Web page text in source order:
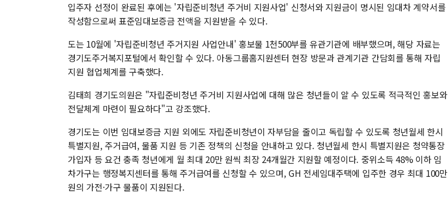
입주자 선정이 완료된 후에는 '자립준비청년 주거비 지원사업' 신청서와 지원금이 명시된 임대차 계약서를
작성함으로써 표준임대보증금 전액을 지원받을 수 있다.
도는 10월에 '자립준비청년 주거지원 사업안내' 홍보물 1천500부를 유관기관에 배부했으며, 해당 자료는
경기도주거복지포털에서 확인할 수 있다. 아동그룹홈지원센터 현장 방문과 관계기관 간담회를 통해 자립
지원 협업체계를 구축했다.
김태희 경기도의원은 "자립준비청년 주거비 지원사업에 대해 많은 청년들이 알 수 있도록 적극적인 홍보와
전달체계 마련이 필요하다"고 강조했다.
경기도는 이번 임대보증금 지원 외에도 자립준비청년이 자부담을 줄이고 독립할 수 있도록 청년월세 한시
특별지원, 주거급여, 물품 지원 등 기존 정책의 신청을 안내하고 있다. 청년월세 한시 특별지원은 청약통장
가입자 등 요건 충족 청년에게 월 최대 20만 원씩 최장 24개월간 지원할 예정이다. 중위소득 48% 이하 임
차가구는 행정복지센터를 통해 주거급여를 신청할 수 있으며, GH 전세임대주택에 입주한 경우 최대 100만
원의 가전·가구 물품이 지원된다.